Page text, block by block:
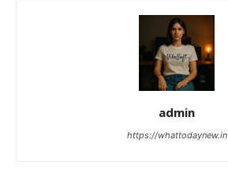
admin
https://whattodaynew.in